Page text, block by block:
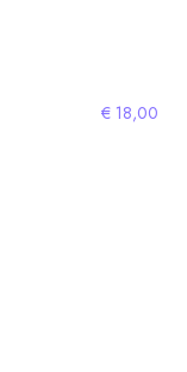
€ 18,00